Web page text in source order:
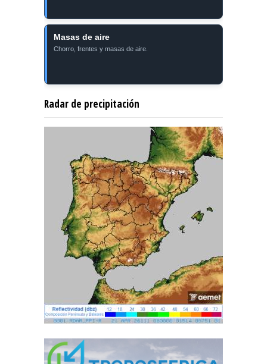
Masas de aire
Chorro, frentes y masas de aire.
Radar de precipitación